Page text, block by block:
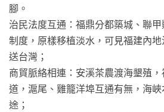
腳。
治民法度互通：福鼎分都築城、聯
制度，原樣移植淡水，可見福建內
送台灣；
商貿脈絡相連：安溪茶農渡海墾殖
道，滬尾、雞籠洋埠互通有無，海
途；